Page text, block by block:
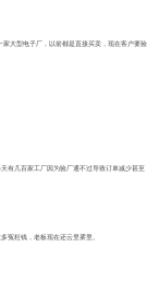
大型电子厂，以前都是直接买卖，现在客户要验
有几百家工厂因为验厂通不过导致订单减少甚至
冤枉钱，老板现在还云里雾里。